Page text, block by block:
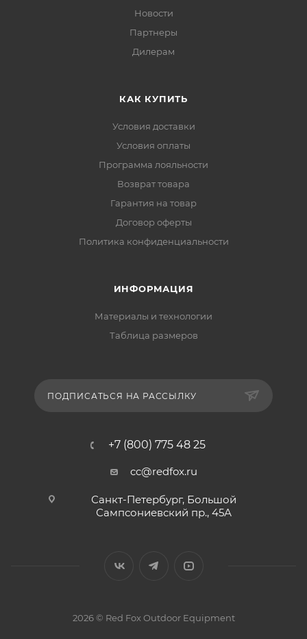
Новости
Партнеры
Дилерам
КАК КУПИТЬ
Условия доставки
Условия оплаты
Программа лояльности
Возврат товара
Гарантия на товар
Договор оферты
Политика конфиденциальности
ИНФОРМАЦИЯ
Материалы и технологии
Таблица размеров
ПОДПИСАТЬСЯ НА РАССЫЛКУ
+7 (800) 775 48 25
cc@redfox.ru
Санкт-Петербург, Большой
Сампсониевский пр., 45А
2026 © Red Fox Outdoor Equipment